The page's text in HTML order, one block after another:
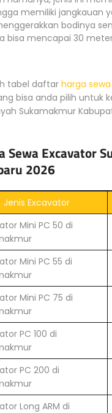
memiliki jangkauan
bodinya
bisa mencapai 30
tabel daftar harga
bisa anda pilih untuk
Sukamakmur
Sewa Excavator
2026
Jenis Excavator
Mini PC 50 di
Mini PC 55 di
Mini PC 75 di
PC 100 di
PC 200 di
Long ARM di